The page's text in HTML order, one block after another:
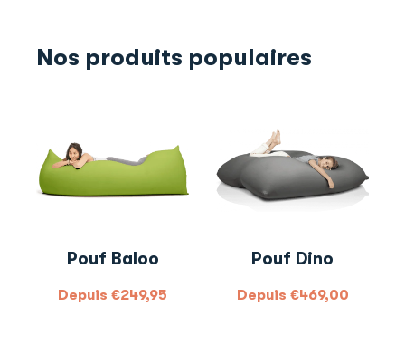
Nos produits populaires
Pouf Baloo
Depuis €249,95
Pouf Dino
Depuis €469,00